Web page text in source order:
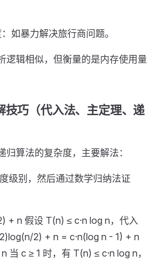
如暴力解决旅行商问题。
逻辑相似，但衡量的是内存使用量
技巧（代入法、主定理、递
算法的复杂度，主要解法：
级别，然后通过数学归纳法证
+ n 假设 T(n) ≤ c·n log n，代入
2) + n = c·n(log n - 1) + n
当 c ≥ 1 时，有 T(n) ≤ c·n log n，